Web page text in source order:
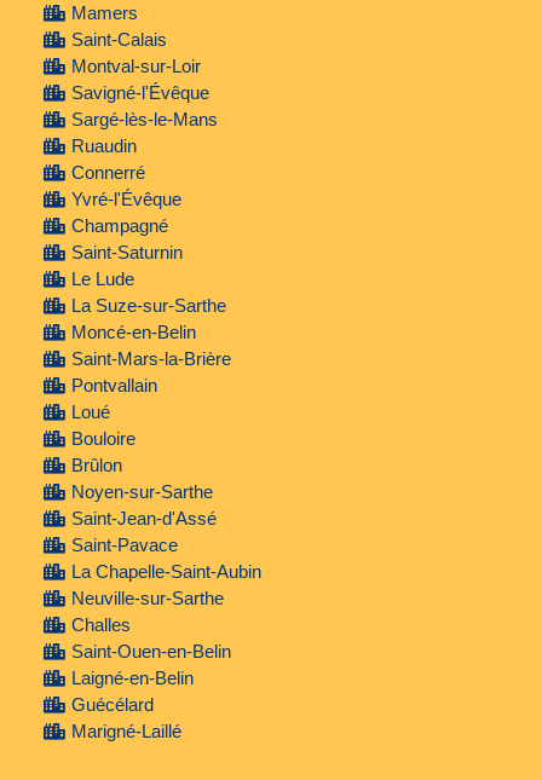
Mamers
Saint-Calais
Montval-sur-Loir
Savigné-l'Évêque
Sargé-lès-le-Mans
Ruaudin
Connerré
Yvré-l'Évêque
Champagné
Saint-Saturnin
Le Lude
La Suze-sur-Sarthe
Moncé-en-Belin
Saint-Mars-la-Brière
Pontvallain
Loué
Bouloire
Brûlon
Noyen-sur-Sarthe
Saint-Jean-d'Assé
Saint-Pavace
La Chapelle-Saint-Aubin
Neuville-sur-Sarthe
Challes
Saint-Ouen-en-Belin
Laigné-en-Belin
Guécélard
Marigné-Laillé